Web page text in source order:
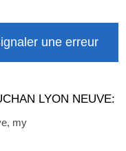
une erreur
LYON NEUVE:
my